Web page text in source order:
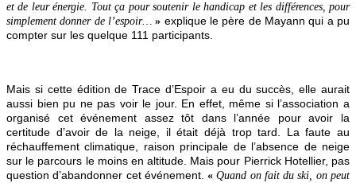
et de leur énergie. Tout ça pour soutenir le handicap et les différences, pour
simplement donner de l’espoir…» explique le père de Mayann qui a pu
compter sur les quelque 111 participants.
Mais si cette édition de Trace d’Espoir a eu du succès, elle aurait
aussi bien pu ne pas voir le jour. En effet, même si l’association a
organisé cet événement assez tôt dans l’année pour avoir la
certitude d’avoir de la neige, il était déjà trop tard. La faute au
réchauffement climatique, raison principale de l’absence de neige
sur le parcours le moins en altitude. Mais pour Pierrick Hotellier, pas
question d’abandonner cet événement.«Quand on fait du ski, on peut